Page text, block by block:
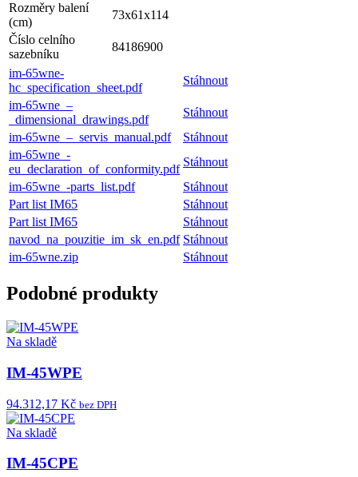
Rozměry balení
(cm)
73x61x114
Číslo celního
sazebníku
84186900
im-65wne-
hc_specification_sheet.pdf
Stáhnout
im-65wne_–
_dimensional_drawings.pdf
Stáhnout
im-65wne_–_servis_manual.pdf
Stáhnout
im-65wne_-
eu_declaration_of_conformity.pdf
Stáhnout
im-65wne_-parts_list.pdf
Stáhnout
Part list IM65
Stáhnout
Part list IM65
Stáhnout
navod_na_pouzitie_im_sk_en.pdf Stáhnout
im-65wne.zip
Stáhnout
Podobné produkty
Na skladě
IM-45WPE
94.312,17 Kč bez DPH
Na skladě
IM-45CPE